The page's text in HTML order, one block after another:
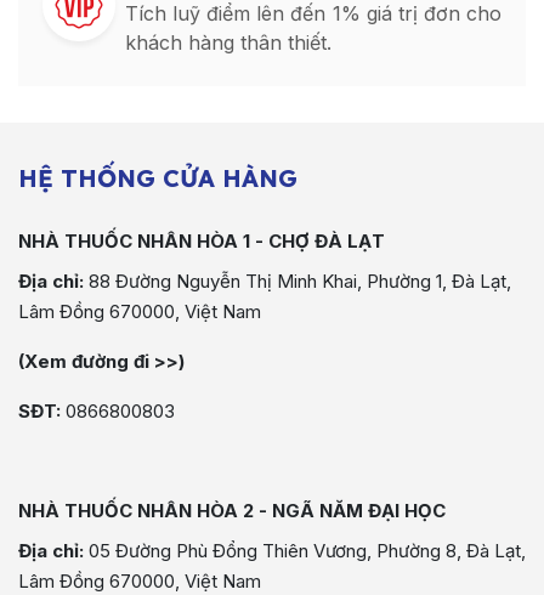
Tích luỹ điểm lên đến 1% giá trị đơn cho
khách hàng thân thiết.
HỆ THỐNG CỬA HÀNG
NHÀ THUỐC NHÂN HÒA 1 - CHỢ ĐÀ LẠT
Địa chỉ: 88 Đường Nguyễn Thị Minh Khai, Phường 1, Đà Lạt,
Lâm Đồng 670000, Việt Nam
(Xem đường đi >>)
SĐT: 0866800803
NHÀ THUỐC NHÂN HÒA 2 - NGÃ NĂM ĐẠI HỌC
Địa chỉ: 05 Đường Phù Đổng Thiên Vương, Phường 8, Đà Lạt,
Lâm Đồng 670000, Việt Nam